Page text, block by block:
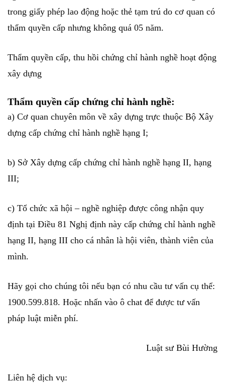
trong giấy phép lao động hoặc thẻ tạm trú do cơ quan có
thẩm quyền cấp nhưng không quá 05 năm.
Thẩm quyền cấp, thu hồi chứng chỉ hành nghề hoạt động
xây dựng
Thẩm quyền cấp chứng chỉ hành nghề:
a) Cơ quan chuyên môn về xây dựng trực thuộc Bộ Xây
dựng cấp chứng chỉ hành nghề hạng I;
b) Sở Xây dựng cấp chứng chỉ hành nghề hạng II, hạng
III;
c) Tổ chức xã hội – nghề nghiệp được công nhận quy
định tại Điều 81 Nghị định này cấp chứng chỉ hành nghề
hạng II, hạng III cho cá nhân là hội viên, thành viên của
mình.
Hãy gọi cho chúng tôi nếu bạn có nhu cầu tư vấn cụ thể:
1900.599.818. Hoặc nhấn vào ô chat để được tư vấn
pháp luật miễn phí.
Luật sư Bùi Hường
Liên hệ dịch vụ: